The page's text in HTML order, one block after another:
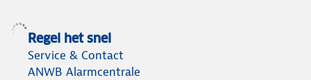
Regel het snel
Service & Contact
ANWB Alarmcentrale